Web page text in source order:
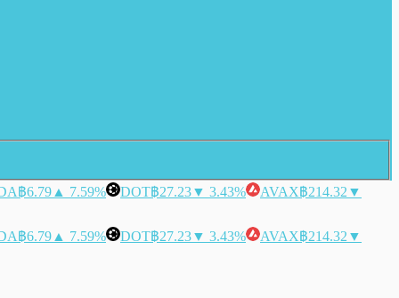
฿6.79 ▲ 7.59% DOT฿27.23▼ 3.43% AVAX฿214.32 ▼
฿6.79 ▲ 7.59% DOT฿27.23▼ 3.43% AVAX฿214.32 ▼